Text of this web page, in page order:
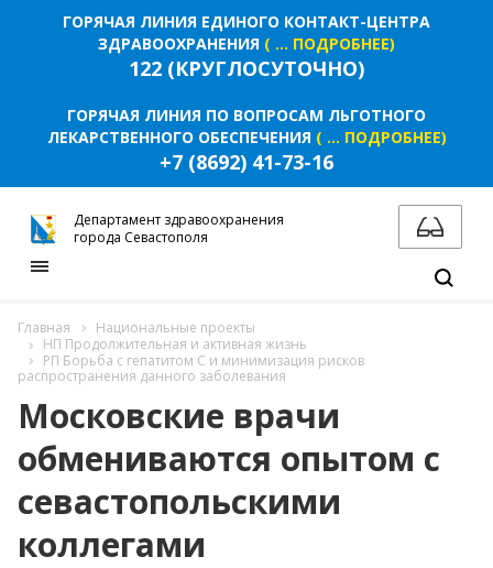
Главная
Национальные проекты
НП Продолжительная и активная жизнь
РП Борьба с гепатитом С и минимизация рисков
распространения данного заболевания
Московские врачи
обмениваются опытом с
севастопольскими
коллегами
ГОРЯЧАЯ ЛИНИЯ ЕДИНОГО КОНТАКТ-ЦЕНТРА
ЗДРАВООХРАНЕНИЯ ( ... ПОДРОБНЕЕ)
122 (КРУГЛОСУТОЧНО)
ГОРЯЧАЯ ЛИНИЯ ПО ВОПРОСАМ ЛЬГОТНОГО
ЛЕКАРСТВЕННОГО ОБЕСПЕЧЕНИЯ ( ... ПОДРОБНЕЕ)
+7 (8692) 41-73-16
Департамент здравоохранения
города Севастополя